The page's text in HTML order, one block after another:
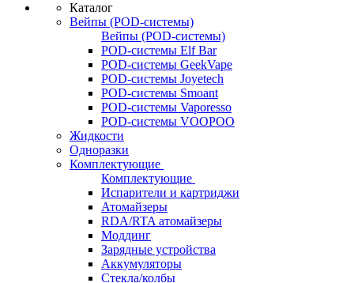
Каталог
Вейпы (POD-системы)
Вейпы (POD-системы)
POD-системы Elf Bar
POD-системы GeekVape
POD-системы Joyetech
POD-системы Smoant
POD-системы Vaporesso
POD-системы VOOPOO
Жидкости
Одноразки
Комплектующие
Комплектующие
Испарители и картриджи
Атомайзеры
RDA/RTA атомайзеры
Моддинг
Зарядные устройства
Аккумуляторы
Стекла/колбы